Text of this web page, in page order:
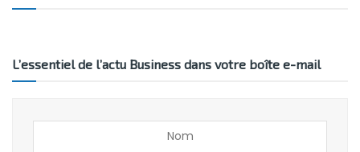
L’essentiel de l’actu Business dans votre boîte e-mail